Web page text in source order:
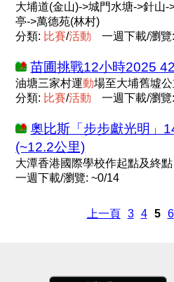
大埔道(金山)->城門水塘->針山-
亭->萬德苑(林村)
分類: 比賽/活動 一週下載/瀏覽
苗圃挑戰12小時2025
油塘三家村運動場至大埔舊墟
分類: 比賽/活動 一週下載/瀏覽
奧比斯「步步獻光明」
(~12.2公里)
大潭香港國際學校作起點及終點
一週下載/瀏覽: ~0/14
上一頁 3 4 5 6